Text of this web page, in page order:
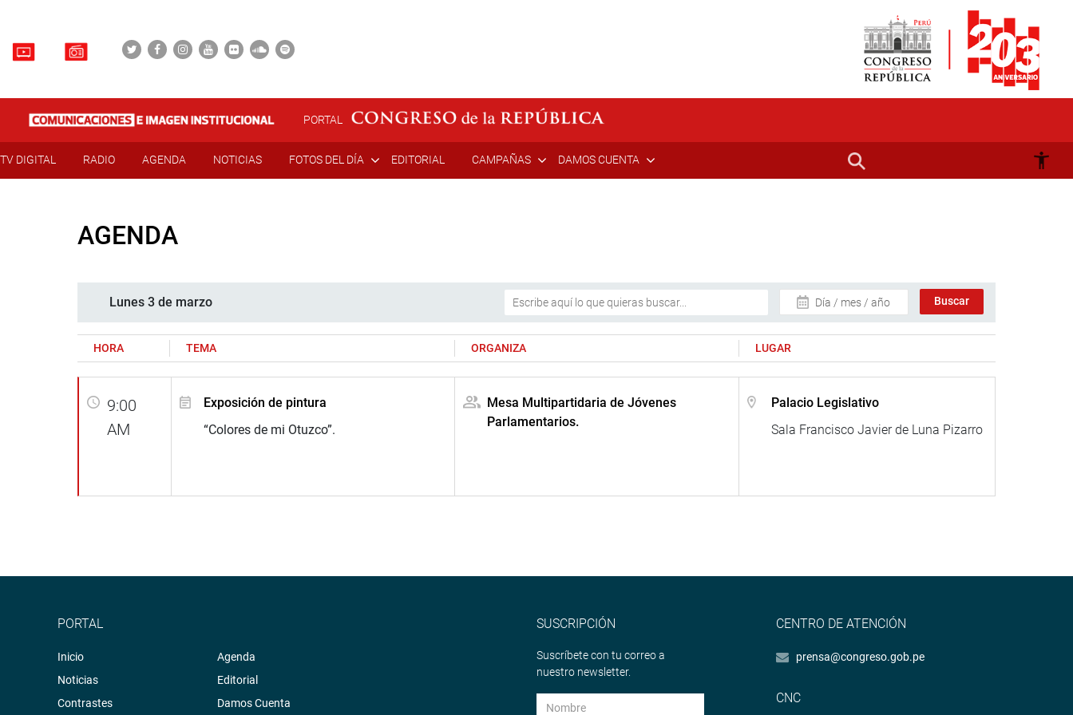
PORTAL
TV DIGITAL RADIO AGENDA NOTICIAS FOTOS DEL DÍA EDITORIAL CAMPAÑAS DAMOS CUENTA
AGENDA
Lunes 3 de marzo Día / mes / año
HORA TEMA ORGANIZA LUGAR
9:00
AM
Exposición de pintura
“Colores de mi Otuzco”.
Mesa Multipartidaria de Jóvenes
Parlamentarios.
Palacio Legislativo
Sala Francisco Javier de Luna Pizarro
PORTAL
Inicio
Noticias
Contrastes
Agenda
Editorial
Damos Cuenta
SUSCRIPCIÓN
Suscríbete con tu correo a
nuestro newsletter.
CENTRO DE ATENCIÓN
prensa@congreso.gob.pe
CNC